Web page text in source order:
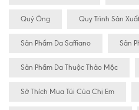
Quý Ông Quy Trình Sản
Sản Phẩm Da Saffiano Sản
Sản Phẩm Da Thuộc Thảo Mộc
Sở Thích Mua Túi Của Chị Em